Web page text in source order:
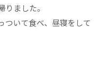
ました。
ついて食べ、昼寝をして